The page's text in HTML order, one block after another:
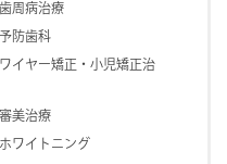
歯周病治療
予防歯科
ワイヤー矯正・小児矯正治
審美治療
ホワイトニング